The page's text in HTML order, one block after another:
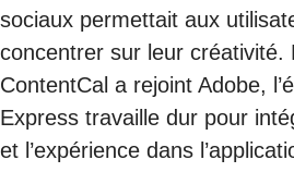
sociaux permettait aux
concentrer sur leur créativité.
ContentCal a rejoint Adobe,
Express travaille dur pour
et l’expérience dans